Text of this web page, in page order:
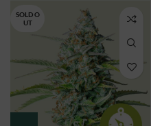
SOLD O
UT